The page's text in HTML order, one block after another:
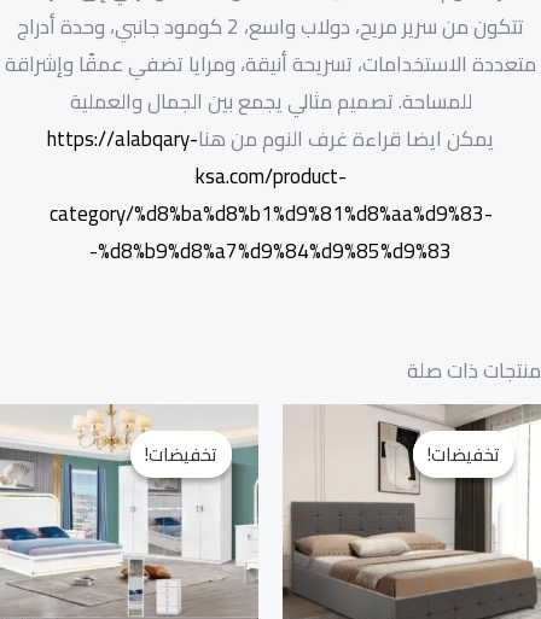
تتكون من سرير مريح، دولاب واسع، 2 كومود جانبي، وحدة أدراج
متعددة الاستخدامات، تسريحة أنيقة، ومرايا تضفي عمقًا وإشراقة
للمساحة. تصميم مثالي يجمع بين الجمال والعملية
يمكن ايضا قراءة غرف النوم من هناhttps://alabqary-
ksa.com/product-
category/%d8%ba%d8%b1%d9%81%d8%aa%d9%83-
%d8%b9%d8%a7%d9%84%d9%85%d9%83-
منتجات ذات صلة
تخفيضات!
تخفيضات!
السعر
الأصلي
هو:
2.800,00 ر.س.
السعر
2.300,00 ر.س.
تخفيضات!
تخفيضات!
السعر
الأصلي
هو:
6.500,00 ر.س.
هو: